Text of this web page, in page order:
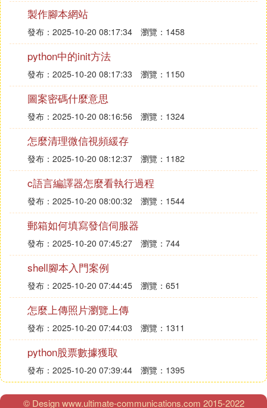
製作腳本網站
發布：2025-10-20 08:17:34 瀏覽：1458
python中的init方法
發布：2025-10-20 08:17:33 瀏覽：1150
圖案密碼什麼意思
發布：2025-10-20 08:16:56 瀏覽：1324
怎麼清理微信視頻緩存
發布：2025-10-20 08:12:37 瀏覽：1182
c語言編譯器怎麼看執行過程
發布：2025-10-20 08:00:32 瀏覽：1544
郵箱如何填寫發信伺服器
發布：2025-10-20 07:45:27 瀏覽：744
shell腳本入門案例
發布：2025-10-20 07:44:45 瀏覽：651
怎麼上傳照片瀏覽上傳
發布：2025-10-20 07:44:03 瀏覽：1311
python股票數據獲取
發布：2025-10-20 07:39:44 瀏覽：1395
© Design www.ultimate-communications.com 2015-2022